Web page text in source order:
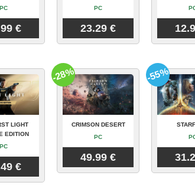
PC
€
PC
23.29 €
LIGHT
EDITION
PC
€
CRIMSON DESERT
PC
49.99 €
-28% -55%